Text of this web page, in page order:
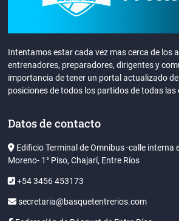
Intentamos estar cada vez mas cerca de los
entrenadores, preparadores, dirigentes y
importancia de tener un portal actualizado
posiciones de todos los partidos de todas las
Datos de contacto
Edificio Terminal de Omnibus -calle interna
Moreno- 1° Piso, Chajarí, Entre Ríos
+54 3456 453173
secretaria@basquetentrerios.com